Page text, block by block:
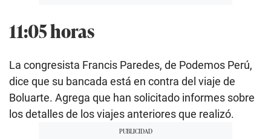
11:05 horas
La congresista Francis Paredes, de Podemos Perú,
dice que su bancada está en contra del viaje de
Boluarte. Agrega que han solicitado informes sobre
los detalles de los viajes anteriores que realizó.